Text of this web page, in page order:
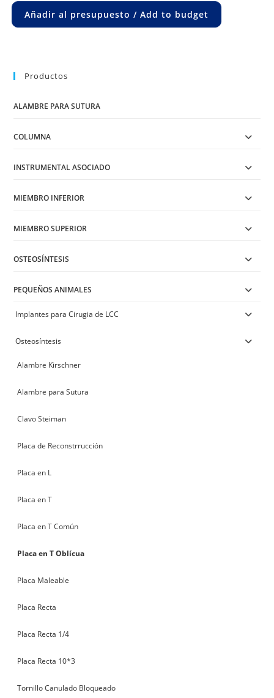
Añadir al presupuesto / Add to budget
Productos
ALAMBRE PARA SUTURA
COLUMNA
INSTRUMENTAL ASOCIADO
MIEMBRO INFERIOR
MIEMBRO SUPERIOR
OSTEOSÍNTESIS
PEQUEÑOS ANIMALES
Implantes para Cirugia de LCC
Osteosíntesis
Alambre Kirschner
Alambre para Sutura
Clavo Steiman
Placa de Reconstrrucción
Placa en L
Placa en T
Placa en T Común
Placa en T Oblícua
Placa Maleable
Placa Recta
Placa Recta 1/4
Placa Recta 10*3
Tornillo Canulado Bloqueado